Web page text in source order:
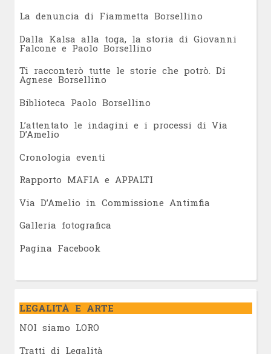
La denuncia di Fiammetta Borsellino
Dalla Kalsa alla toga, la storia di Giovanni
Falcone e Paolo Borsellino
Ti racconterò tutte le storie che potrò. Di
Agnese Borsellino
Biblioteca Paolo Borsellino
L’attentato le indagini e i processi di Via
D’Amelio
Cronologia eventi
Rapporto MAFIA e APPALTI
Via D’Amelio in Commissione Antimfia
Galleria fotografica
Pagina Facebook
LEGALITÀ E ARTE
NOI siamo LORO
Tratti di Legalità